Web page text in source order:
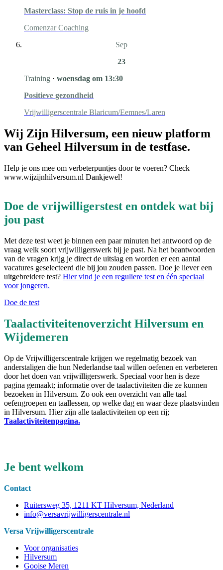
Masterclass: Stop de ruis in je hoofd
Comenzar Coaching
Sep
23
Training · woensdag om 13:30
Positieve gezondheid
Vrijwilligerscentrale Blaricum/Eemnes/Laren
Wij Zijn Hilversum, een nieuw platform
van Geheel Hilversum in de testfase.
Help je ons mee om verbeterpuntjes door te voeren? Check
www.wijzijnhilversum.nl Dankjewel!
Doe de vrijwilligerstest en ontdek wat bij
jou past
Met deze test weet je binnen een paar minuten het antwoord op de
vraag welk soort vrijwilligerswerk bij je past. Na het beantwoorden
van de vragen krijg je direct de uitslag en worden er een aantal
vacatures geselecteerd die bij jou zouden passen. Doe je liever een
uitgebreidere test? Hier vind je een reguliere test en één speciaal
voor jongeren.
Doe de test
Taalactiviteitenoverzicht Hilversum en
Wijdemeren
Op de Vrijwilligerscentrale krijgen we regelmatig bezoek van
anderstaligen die hun Nederlandse taal willen oefenen en verbeteren
door het doen van vrijwilligerswerk. Speciaal voor hen is deze
pagina gemaakt; informatie over de taalactiviteiten die ze kunnen
bezoeken in Hilversum. Zo ook een overzicht van alle taal
oefengroepen en taallessen, op welke dag en waar deze plaatsvinden
in Hilversum. Hier zijn alle taalactiviteiten op een rij;
Taalactiviteitenpagina.
Je bent welkom
Contact
Ruitersweg 35, 1211 KT Hilversum, Nederland
info@versavrijwilligerscentrale.nl
Versa Vrijwilligerscentrale
Voor organisaties
Hilversum
Gooise Meren